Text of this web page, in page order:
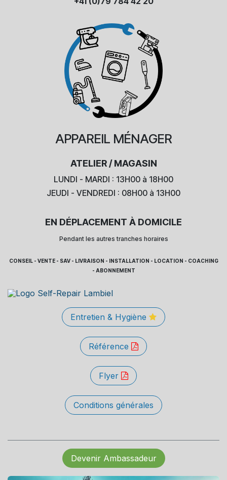
APPAREIL MÉNAGER
ATELIER / MAGASIN
LUNDI - MARDI : 13H00 à 18H00
JEUDI - VENDREDI : 08H00 à 13H00
EN DÉPLACEMENT À DOMICILE
Pendant les autres tranches horaires
CONSEIL - VENTE - SAV - LIVRAISON - INSTALLATION - LOCATION - COACHING
- ABONNEMENT
Entretien & Hygiène
Référence
Flyer
Conditions générales
Devenir Ambassadeur